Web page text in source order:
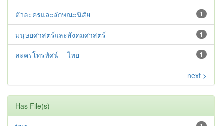
1
ตัวละครและลักษณะนิสัย
1
มนุษยศาสตร์และสังคมศาสตร์
1
ละครโทรทัศน์ -- ไทย
next >
Has File(s)